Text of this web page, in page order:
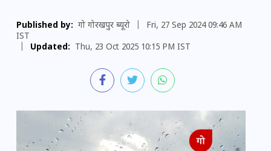
Published by: गो गोरखपुर ब्यूरो
Fri, 27 Sep 2024 09:46 AM
IST
Updated: Thu, 23 Oct 2025 10:15 PM IST